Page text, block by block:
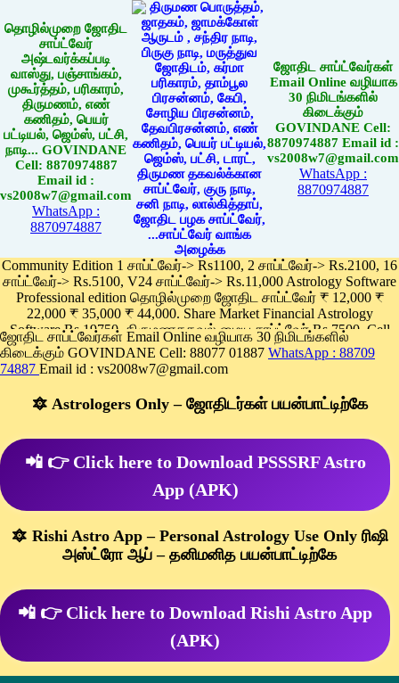
தொழில்முறை ஜோதிட
சாப்ட்வேர்
அஷ்டவர்க்கப்படி
வாஸ்து, பஞ்சாங்கம்,
முகூர்த்தம், பரிகாரம்,
திருமணம், எண்
கணிதம், பெயர்
பட்டியல், ஜெம்ஸ், பட்சி,
நாடி... GOVINDANE
Cell: 8870974887
Email id :
vs2008w7@gmail.com
WhatsApp :
8870974887
ஜோதிட சாப்ட்வேர்கள்
Email Online வழியாக
30 நிமிடங்களில்
கிடைக்கும்
GOVINDANE Cell:
8870974887 Email id :
vs2008w7@gmail.com
WhatsApp :
8870974887
Community Edition 1 சாப்ட்வேர்-> Rs1100, 2 சாப்ட்வேர்-> Rs.2100, 16
சாப்ட்வேர்-> Rs.5100, V24 சாப்ட்வேர்-> Rs.11,000 Astrology Software
Professional edition தொழில்முறை ஜோதிட சாப்ட்வேர் ₹ 12,000 ₹
22,000 ₹ 35,000 ₹ 44,000. Share Market Financial Astrology
Software Rs.19750, திருமணதகவல் மைய சாப்ட்வேர் Rs.7500, Cell
Phone App Rs. 1100
Pay online
ஜோதிட சாப்ட்வேர்கள் Email Online வழியாக 30 நிமிடங்களில்
கிடைக்கும் GOVINDANE Cell: 88077 01887 WhatsApp : 88709
74887 Email id : vs2008w7@gmail.com
🔯 Astrologers Only – ஜோதிடர்கள் பயன்பாட்டிற்கே
📲 👉 Click here to Download PSSSRF Astro
App (APK)
🔯 Rishi Astro App – Personal Astrology Use Only ரிஷி
அஸ்ட்ரோ ஆப் – தனிமனித பயன்பாட்டிற்கே
📲 👉 Click here to Download Rishi Astro App
(APK)